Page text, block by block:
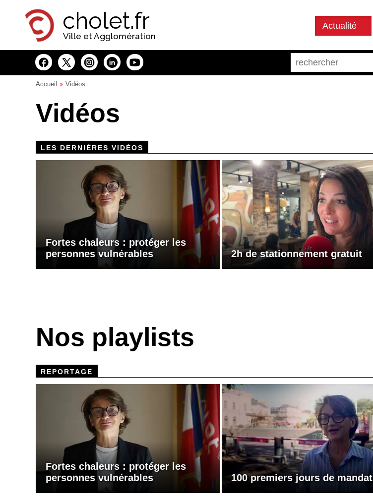
cholet.fr
Ville et Agglomération
Actualité
Accueil Vidéos
Vidéos
LES DERNIÈRES VIDÉOS
Fortes chaleurs : protéger les
personnes vulnérables
2h de stationnement gratuit
Nos playlists
REPORTAGE
Fortes chaleurs : protéger les
personnes vulnérables
100 premiers jours de mandat